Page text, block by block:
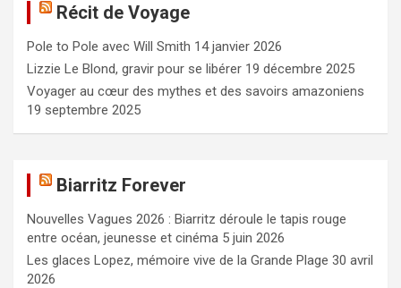
c
h
e
r
Récit de Voyage
Pole to Pole avec Will Smith 14 janvier 2026
Lizzie Le Blond, gravir pour se libérer 19 décembre 2025
Voyager au cœur des mythes et des savoirs amazoniens
19 septembre 2025
Biarritz Forever
Nouvelles Vagues 2026 : Biarritz déroule le tapis rouge
entre océan, jeunesse et cinéma 5 juin 2026
Les glaces Lopez, mémoire vive de la Grande Plage 30 avril
2026